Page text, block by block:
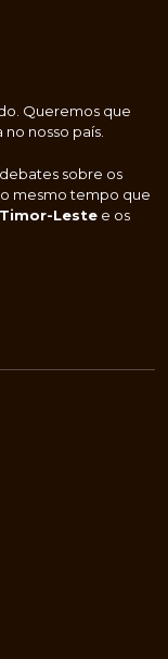
Queremos que
nosso país.
sobre os
mesmo tempo que
Timor-Leste e os